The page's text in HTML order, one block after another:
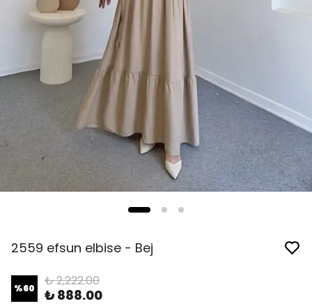
2559 efsun elbise - Bej
%60 ₺ 2,222.00
₺ 888.00